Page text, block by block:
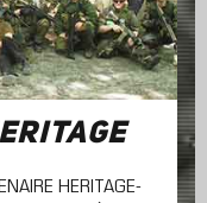
HERITAGE-